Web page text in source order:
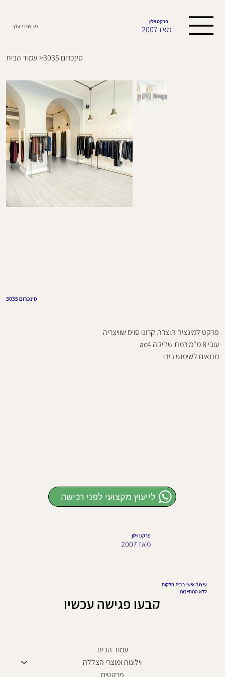
פגישת ייעוץ
פרקט וילון
מאז 2007
עמוד הבית> סינכרום 3035
סינכרום 3035
פרקט למינציה תוצרת קרונו סויס שוויצריה
עובי 8 מ"מ רמת שחיקה ac4
מתאים לשימוש ביתי
לייעוץ מקצועי לפני רכישה
פרקט וילון
מאז 2007
עיצוב אישי בבית הלקוח
ללא התחייבות
קבעו פגישה עכשיו
עמוד הבית
וילונות ומוצרי הצללה
פרקטים